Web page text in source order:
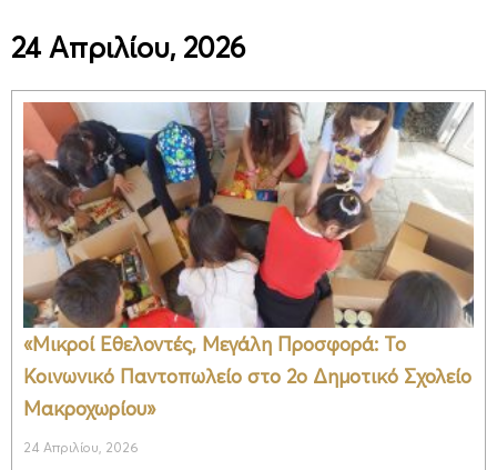
24 Απριλίου, 2026
«Μικροί Εθελοντές, Μεγάλη Προσφορά: Το
Κοινωνικό Παντοπωλείο στο 2ο Δημοτικό Σχολείο
Μακροχωρίου»
24 Απριλίου, 2026